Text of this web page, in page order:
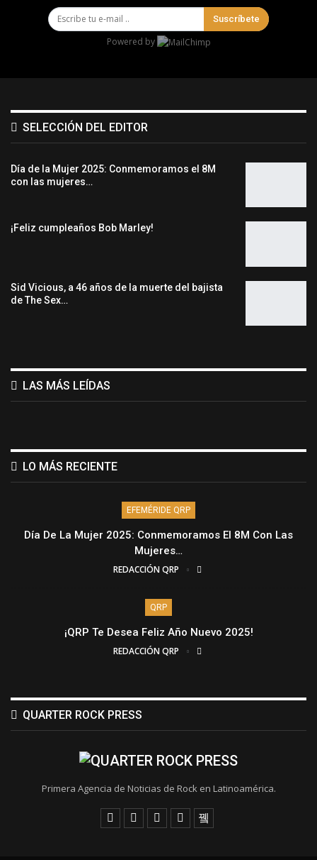
Suscríbete
Powered by
SELECCIÓN DEL EDITOR
Día de la Mujer 2025: Conmemoramos el 8M
con las mujeres…
¡Feliz cumpleaños Bob Marley!
Sid Vicious, a 46 años de la muerte del bajista
de The Sex…
LAS MÁS LEÍDAS
LO MÁS RECIENTE
EFEMÉRIDE QRP
Día De La Mujer 2025: Conmemoramos El 8M Con Las
Mujeres…
REDACCIÓN QRP
QRP
¡QRP Te Desea Feliz Año Nuevo 2025!
REDACCIÓN QRP
QUARTER ROCK PRESS
Primera Agencia de Noticias de Rock en Latinoamérica.